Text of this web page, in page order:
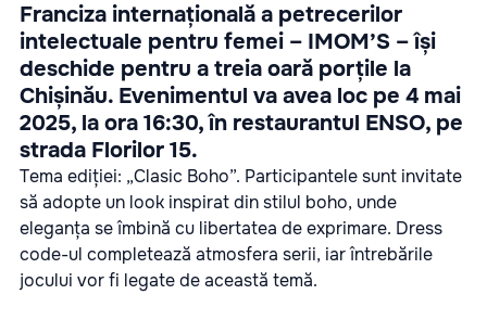
Franciza internațională a petrecerilor
intelectuale pentru femei – IMOM’S – își
deschide pentru a treia oară porțile la
Chișinău. Evenimentul va avea loc pe 4 mai
2025, la ora 16:30, în restaurantul ENSO, pe
strada Florilor 15.
Tema ediției: „Clasic Boho”. Participantele sunt invitate
să adopte un look inspirat din stilul boho, unde
eleganța se îmbină cu libertatea de exprimare. Dress
code-ul completează atmosfera serii, iar întrebările
jocului vor fi legate de această temă.